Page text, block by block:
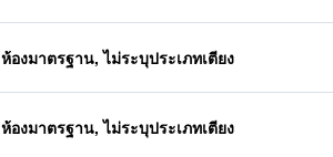
ห้องมาตรฐาน, ไม่ระบุประเภทเตียง
ห้องมาตรฐาน, ไม่ระบุประเภทเตียง